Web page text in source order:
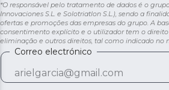
*O responsável pelo tratamento de dados é o
Innovaciones S.L. e Solotriatlon S.L.), sendo a
ofertas e promoções das empresas do grupo. A
consentimento explícito e o utilizador tem o direito
eliminação e outros direitos, tal como indicado no
Correo electrónico